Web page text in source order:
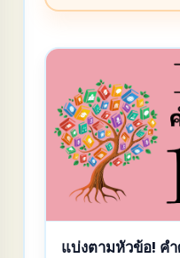
แบ่งตามหัวข้อ! ค